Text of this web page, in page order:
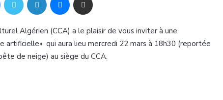
Algérien (CCA) a le plaisir de vous inviter à une
artificielle» qui aura lieu mercredi 22 mars à 18h30 (reportée
de neige) au siège du CCA.